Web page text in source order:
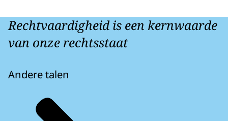
Rechtvaardigheid is een kernwaarde
van onze rechtsstaat
Andere talen